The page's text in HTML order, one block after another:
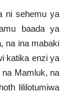
ni sehemu ya
baada ya
na ina mabaki
katika enzi ya
Mamluk, na
lililotumiwa